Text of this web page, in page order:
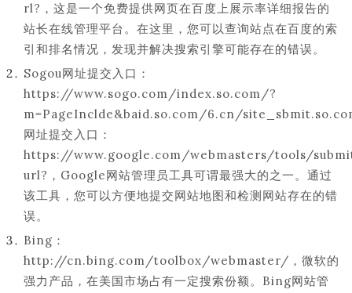
rl?，这是一个免费提供网页在百度上展示率详细报告的
站长在线管理平台。在这里，您可以查询站点在百度的索
引和排名情况，发现并解决搜索引擎可能存在的错误。
Sogou网址提交入口：
https://www.sogo.com/index.so.com/?
m=PageInclde&baid.so.com/6.cn/
网址提交入口：
https://www.google.com/webmasters/tools/
url?，Google网站管理员工具可谓最强大的之一。通过
该工具，您可以方便地提交网站地图和检测网站存在的错
误。
Bing：
http://cn.bing.com/toolbox/webmaster/，微软的
强力产品，在美国市场占有一定搜索份额。Bing网站管